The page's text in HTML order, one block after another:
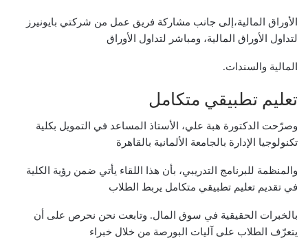
الأوراق المالية،إلى جانب مشاركة فريق عمل من شركتي بايونيرز
لتداول الأوراق المالية، ومباشر لتداول الأوراق
المالية والسندات.
تعليم تطبيقي متكامل
وصرّحت الدكتورة هبة علي، الأستاذ المساعد في التمويل بكلية
تكنولوجيا الإدارة بالجامعة الألمانية بالقاهرة
والمنظمة للبرنامج التدريبي، بأن هذا اللقاء يأتي ضمن رؤية الكلية
في تقديم تعليم تطبيقي متكامل يربط الطلاب
بالخبرات الحقيقية في سوق المال. وتابعت نحن نحرص على أن
يتعرّف الطلاب على آليات البورصة من خلال خبراء